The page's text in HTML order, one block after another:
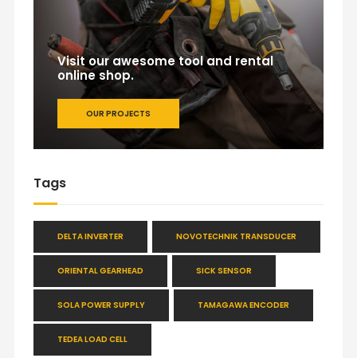
Visit our awesome tool and rental
online shop.
OUR PROJECTS
Tags
DELTA INVERTER NOVOTECHNIK TRANSDUCER
ORIENTAL GEARHEAD SICK SENSOR
SOLA POWER SUPPLY TAMAGAWA ENCODER
TEDEA LOAD CELL